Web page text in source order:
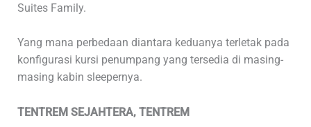
Suites Family.
Yang mana perbedaan diantara keduanya terletak pada
konfigurasi kursi penumpang yang tersedia di masing-
masing kabin sleepernya.
TENTREM SEJAHTERA, TENTREM